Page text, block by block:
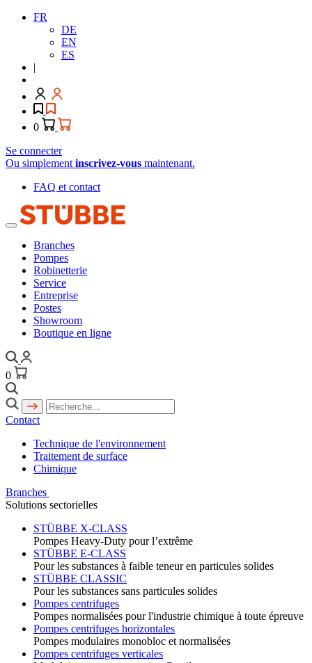
FR
DE
EN
ES
|
0
Se connecter
Ou simplement inscrivez-vous maintenant.
FAQ et contact
Branches
Pompes
Robinetterie
Service
Entreprise
Postes
Showroom
Boutique en ligne
0
Contact
Technique de l'environnement
Traitement de surface
Chimique
Branches
Solutions sectorielles
STÜBBE X-CLASS
Pompes Heavy-Duty pour l’extrême
STÜBBE E-CLASS
Pour les substances à faible teneur en particules solides
STÜBBE CLASSIC
Pour les substances sans particules solides
Pompes centrifuges
Pompes normalisées pour l'industrie chimique à toute épreuve
Pompes centrifuges horizontales
Pompes modulaires monobloc et normalisées
Pompes centrifuges verticales